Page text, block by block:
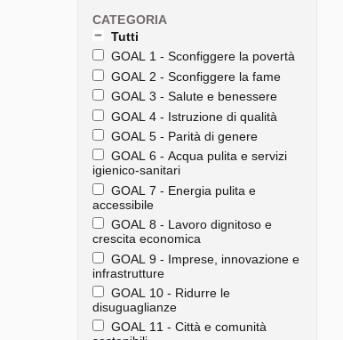
CATEGORIA
Tutti
GOAL 1 - Sconfiggere la povertà
GOAL 2 - Sconfiggere la fame
GOAL 3 - Salute e benessere
GOAL 4 - Istruzione di qualità
GOAL 5 - Parità di genere
GOAL 6 - Acqua pulita e servizi
igienico-sanitari
GOAL 7 - Energia pulita e
accessibile
GOAL 8 - Lavoro dignitoso e
crescita economica
GOAL 9 - Imprese, innovazione e
infrastrutture
GOAL 10 - Ridurre le
disuguaglianze
GOAL 11 - Città e comunità